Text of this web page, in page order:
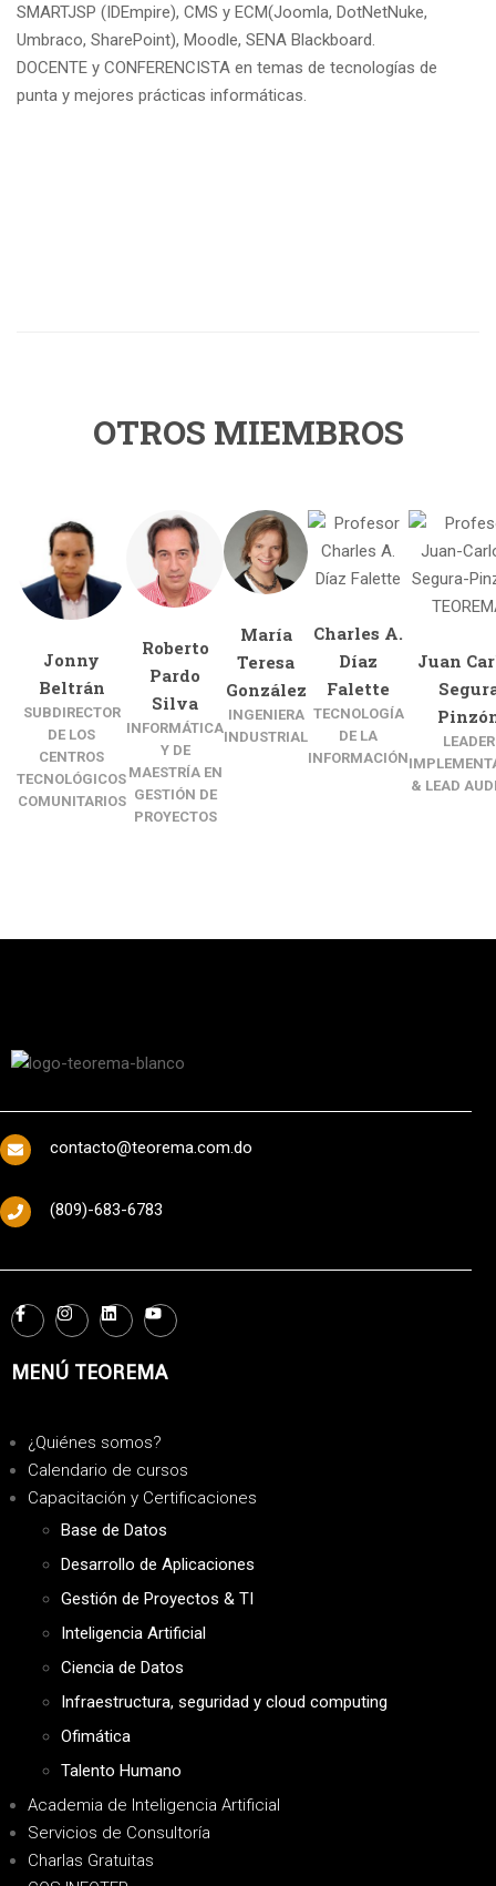
SMARTJSP (IDEmpire), CMS y ECM(Joomla, DotNetNuke,
Umbraco, SharePoint), Moodle, SENA Blackboard.
DOCENTE y CONFERENCISTA en temas de tecnologías de
punta y mejores prácticas informáticas.
OTROS MIEMBROS
Jonny
Beltrán
SUBDIRECTOR
DE LOS
CENTROS
TECNOLÓGICOS
COMUNITARIOS
Roberto
Pardo
Silva
INFORMÁTICA
Y DE
MAESTRÍA EN
GESTIÓN DE
PROYECTOS
María
Teresa
González
INGENIERA
INDUSTRIAL
Charles A.
Díaz
Falette
TECNOLOGÍA
DE LA
INFORMACIÓN
Juan
LEADER
& LEAD
contacto@teorema.com.do
(809)-683-6783
MENÚ TEOREMA
¿Quiénes somos?
Calendario de cursos
Capacitación y Certificaciones
Base de Datos
Desarrollo de Aplicaciones
Gestión de Proyectos & TI
Inteligencia Artificial
Ciencia de Datos
Infraestructura, seguridad y cloud computing
Ofimática
Talento Humano
Academia de Inteligencia Artificial
Servicios de Consultoría
Charlas Gratuitas